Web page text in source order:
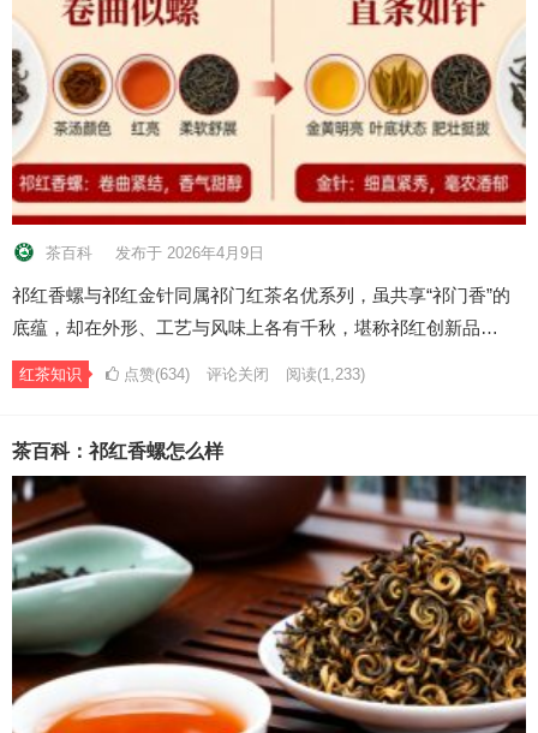
茶百科 发布于 2026年4月9日
祁红香螺与祁红金针同属祁门红茶名优系列，虽共享“祁门香”的
底蕴，却在外形、工艺与风味上各有千秋，堪称祁红创新品…
红茶知识 点赞(634) 评论关闭 阅读(1,233)
茶百科：祁红香螺怎么样